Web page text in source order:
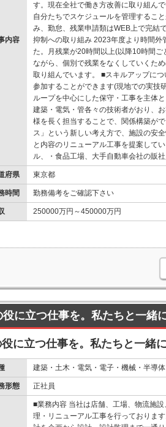
内容
す。現在全社で働き方改善に取り組ん
自分たちでスケジュールを管理するこ
み、勤怠、残業申請類はWEB上で完結
抑制への取り組み 2023年度より時間外
た。月残業が20時間以上(以降10時間
ながら、個別で残業をなくしていくた
取り組んでいます。 ■スキルアップに
参加することができます(現地での実技
ループを中心にした保守・工事を主体
建築・電気・管各々の技術者がおり、
様を長く担当することで、関係構築が
ス」という新しい考え方で、施設の安
と内容のリニューアル工事を提案して
ル、・食品工場、大手自動車会社の販
府県 東京都
時間 勤務備考をご確認下さい
250000万円～450000万円
に立つ仕事を。私たちと一緒
に立つ仕事を。私たちと一緒
建築・土木・電気・電子・機械・半導体
形態 正社員
■業務内容 当社は店舗、工場、物流施
理・リニューアル工事を行っておりま